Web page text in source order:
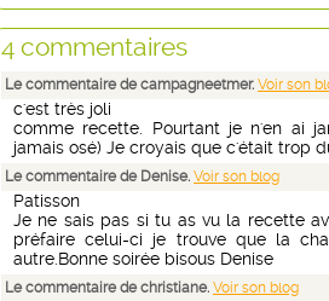
4 commentaires
Le commentaire de campagneetmer. Voir son
c'est très joli
comme recette. Pourtant je n'en ai
jamais osé) Je croyais que c'était trop
Le commentaire de Denise. Voir son blog
Patisson
Je ne sais pas si tu as vu la recette
préfaire celui-ci je trouve que la
autre.Bonne soirée bisous Denise
Le commentaire de christiane. Voir son blog